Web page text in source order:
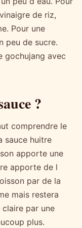
de riz,
Pour une
peu de sucre.
gochujang avec
?
comprendre le
sauce huitre
apporte une
apporte de l
par de la
mais restera
par une
plus.